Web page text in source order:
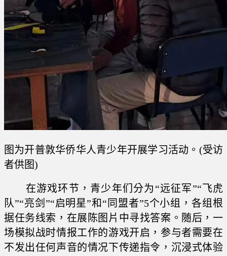
图为开普敦华侨华人青少年开展学习活动。(受访
者供图)
在游戏环节，青少年们分为“远征军”“飞虎
队”“亮剑”“启明星”和“同盟者”5个小组，各组根
据任务线索，在展陈图片中寻找答案。随后，一
场模拟战时情报工作的游戏开启，参与者需要在
不发出任何声音的情况下传递指令，沉浸式体验